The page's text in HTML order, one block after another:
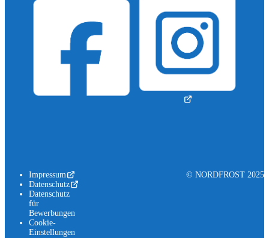
Impressum
Datenschutz
Datenschutz
für
Bewerbungen
Cookie-
Einstellungen
© NORDFROST 2025